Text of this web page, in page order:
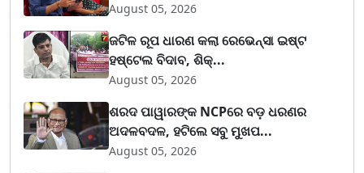
August 05, 2026
ଜଟିଳ ରୂପ ଧାରଣ କଲା ରେଭେନ୍ସା ଇଷ୍ଟ
ହଷ୍ଟେଲ ବିଦାବ, ଶିକ୍...
August 05, 2026
ଶରଦ ପାୱାରଙ୍କ NCPରେ ବଡ଼ ଧରଣର
ଅଦଳବଦଳ, ହଟିଲେ ସବୁ ମୁଖପ...
August 05, 2026